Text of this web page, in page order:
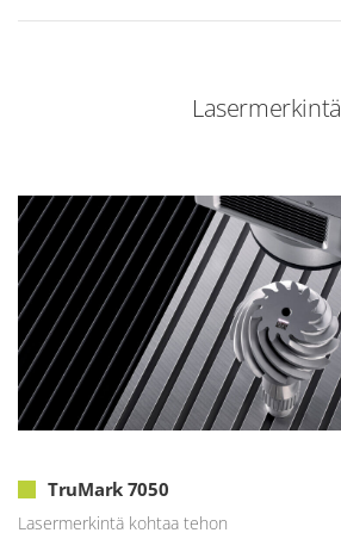
Lasermerkintä
TruMark 7050
Lasermerkintä kohtaa tehon